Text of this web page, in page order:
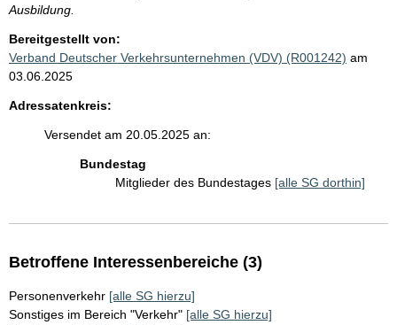
Ausbildung.
Bereitgestellt von:
Verband Deutscher Verkehrsunternehmen (VDV) (R001242) am
03.06.2025
Adressatenkreis:
Versendet am 20.05.2025 an:
Bundestag
Mitglieder des Bundestages [alle SG dorthin]
Betroffene Interessenbereiche (3)
Personenverkehr [alle SG hierzu]
Sonstiges im Bereich "Verkehr" [alle SG hierzu]